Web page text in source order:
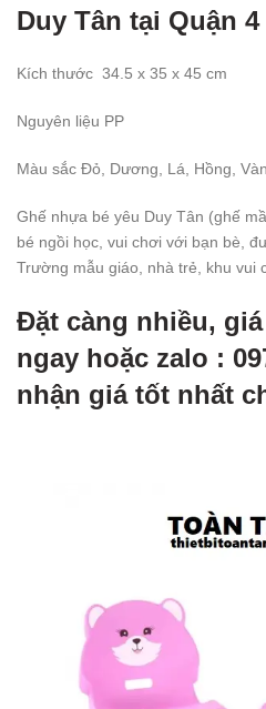
Duy Tân tại Quận 4
Kích thước 34.5 x 35 x 45 cm
Nguyên liệu PP
Màu sắc Đỏ , Dương, Lá, Hồng,
Ghế nhựa bé yêu Duy Tân (ghế
bé ngồi học, vui chơi với bạn bè,
Trường mẫu giáo, nhà trẻ, khu vui
Đặt càng nhiều,
ngay hoặc zalo :
nhận giá tốt nhất